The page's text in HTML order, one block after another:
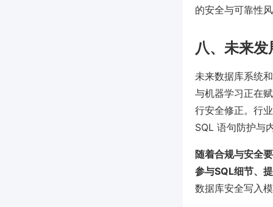
的安全与可靠性
八、未来
未来数据库系统
与机器学习正在
行安全修正。行
SQL 语句防护与
随着合规与安全
参与SQL细节、
数据库安全写入